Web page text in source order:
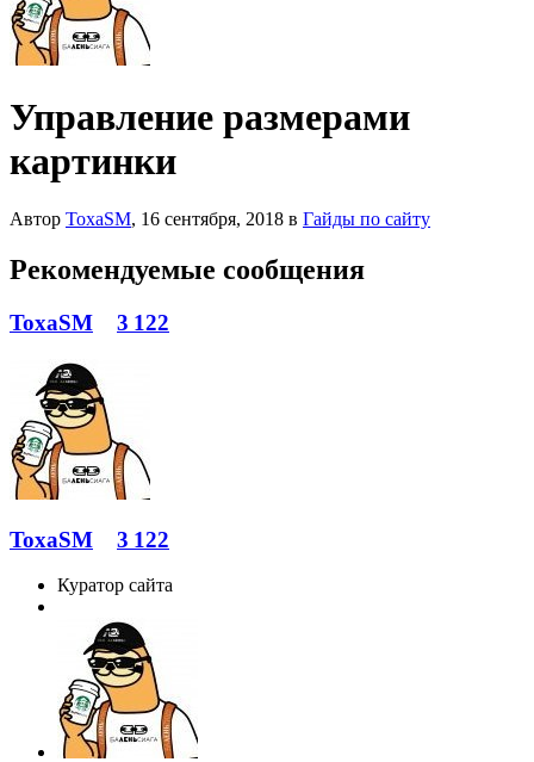
Управление размерами
картинки
Автор ToxaSM, 16 сентября, 2018 в Гайды по сайту
Рекомендуемые сообщения
ToxaSM 3 122
ToxaSM 3 122
Куратор сайта